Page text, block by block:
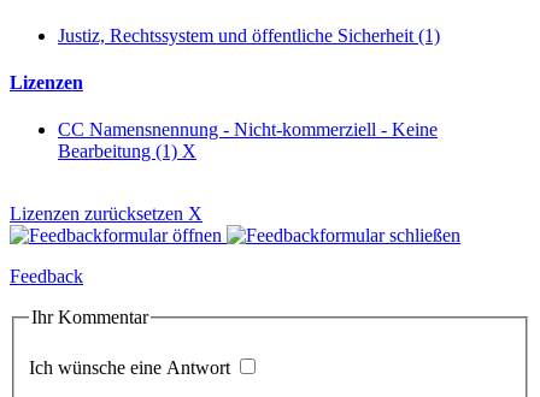
Justiz, Rechtssystem und öffentliche Sicherheit (1)
Lizenzen
CC Namensnennung - Nicht-kommerziell - Keine
Bearbeitung (1) X
Lizenzen zurücksetzen X
Feedback
Ihr Kommentar
Ich wünsche eine Antwort